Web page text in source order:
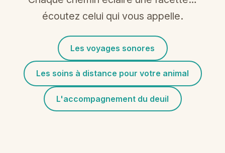
écoutez celui qui vous appelle.
Les voyages sonores
Les soins à distance pour votre animal
L'accompagnement du deuil